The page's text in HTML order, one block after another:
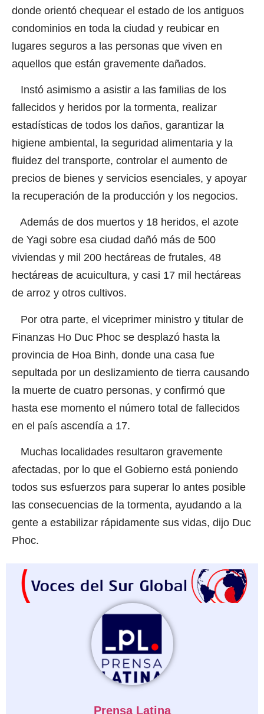
donde orientó chequear el estado de los antiguos
condominios en toda la ciudad y reubicar en
lugares seguros a las personas que viven en
aquellos que están gravemente dañados.
Instó asimismo a asistir a las familias de los
fallecidos y heridos por la tormenta, realizar
estadísticas de todos los daños, garantizar la
higiene ambiental, la seguridad alimentaria y la
fluidez del transporte, controlar el aumento de
precios de bienes y servicios esenciales, y apoyar
la recuperación de la producción y los negocios.
Además de dos muertos y 18 heridos, el azote
de Yagi sobre esa ciudad dañó más de 500
viviendas y mil 200 hectáreas de frutales, 48
hectáreas de acuicultura, y casi 17 mil hectáreas
de arroz y otros cultivos.
Por otra parte, el viceprimer ministro y titular de
Finanzas Ho Duc Phoc se desplazó hasta la
provincia de Hoa Binh, donde una casa fue
sepultada por un deslizamiento de tierra causando
la muerte de cuatro personas, y confirmó que
hasta ese momento el número total de fallecidos
en el país ascendía a 17.
Muchas localidades resultaron gravemente
afectadas, por lo que el Gobierno está poniendo
todos sus esfuerzos para superar lo antes posible
las consecuencias de la tormenta, ayudando a la
gente a estabilizar rápidamente sus vidas, dijo Duc
Phoc.
Prensa Latina